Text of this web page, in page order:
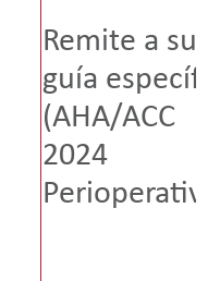
Remite a su
guía
(AHA/ACC
2024